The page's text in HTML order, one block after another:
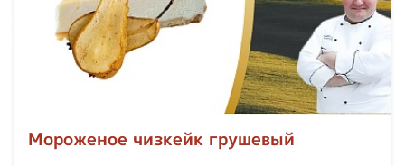
Мороженое чизкейк грушевый